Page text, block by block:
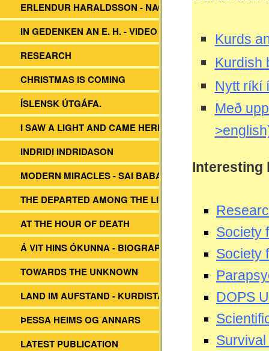
ERLENDUR HARALDSSON - NACHRUF
IN GEDENKEN AN E. H. - VIDEO
RESEARCH
CHRISTMAS IS COMING
ÍSLENSK ÚTGÁFA.
I SAW A LIGHT AND CAME HERE
INDRIDI INDRIDASON
MODERN MIRACLES - SAI BABA
THE DEPARTED AMONG THE LIVING
AT THE HOUR OF DEATH
Á VIT HINS ÓKUNNA - BIOGRAPHY EH
TOWARDS THE UNKNOWN
LAND IM AUFSTAND - KURDISTAN
ÞESSA HEIMS OG ANNARS
LATEST PUBLICATION
Kurds
Kurdish
Nytt ríkí
Með
Interesting
Society
Society
DOPS